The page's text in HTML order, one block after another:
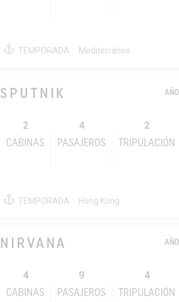
TEMPORADA : Mediterráneo
SPUTNIK AÑO
2
CABINAS
4
PASAJEROS
2
TRIPULACIÓN
TEMPORADA : Hong Kong
NIRVANA AÑO
4
CABINAS
9
PASAJEROS
4
TRIPULACIÓN